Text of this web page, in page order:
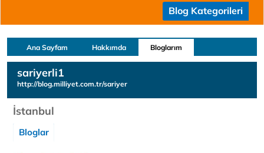
Blog Kategorileri
Ana Sayfam Hakkımda Bloglarım
sariyerli1
http://blog.milliyet.com.tr/sariyer
İstanbul
Bloglar